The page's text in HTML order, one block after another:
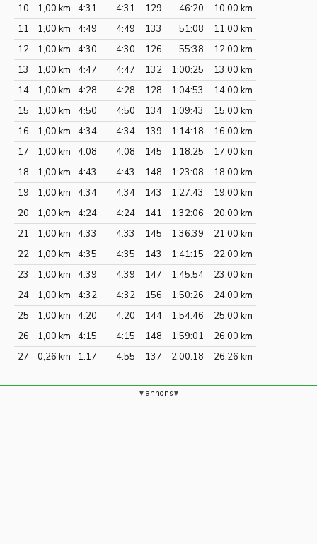
10
1,00 km 4:31 4:31 129 46:20
10,00 km
11
1,00 km 4:49 4:49 133 51:08
11,00 km
12
1,00 km 4:30 4:30 126 55:38
12,00 km
13
1,00 km 4:47 4:47 132 1:00:25
13,00 km
14
1,00 km 4:28 4:28 128 1:04:53
14,00 km
15
1,00 km 4:50 4:50 134 1:09:43
15,00 km
16
1,00 km 4:34 4:34 139 1:14:18
16,00 km
17
1,00 km 4:08 4:08 145 1:18:25
17,00 km
18
1,00 km 4:43 4:43 148 1:23:08
18,00 km
19
1,00 km 4:34 4:34 143 1:27:43
19,00 km
20
1,00 km 4:24 4:24 141 1:32:06
20,00 km
21
1,00 km 4:33 4:33 145 1:36:39
21,00 km
22
1,00 km 4:35 4:35 143 1:41:15
22,00 km
23
1,00 km 4:39 4:39 147 1:45:54
23,00 km
24
1,00 km 4:32 4:32 156 1:50:26
24,00 km
25
1,00 km 4:20 4:20 144 1:54:46
25,00 km
26
1,00 km 4:15 4:15 148 1:59:01
26,00 km
27
0,26 km 1:17 4:55 137 2:00:18 26,26 km
annons